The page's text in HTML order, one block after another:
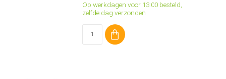
Op werkdagen voor 13:00 besteld,
zelfde dag verzonden